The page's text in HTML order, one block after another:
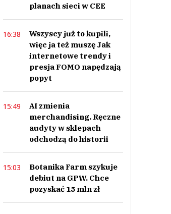
planach sieci w CEE
16:38
Wszyscy już to kupili,
więc ja też muszę Jak
internetowe trendy i
presja FOMO napędzają
popyt
15:49
AI zmienia
merchandising. Ręczne
audyty w sklepach
odchodzą do historii
15:03
Botanika Farm szykuje
debiut na GPW. Chce
pozyskać 15 mln zł